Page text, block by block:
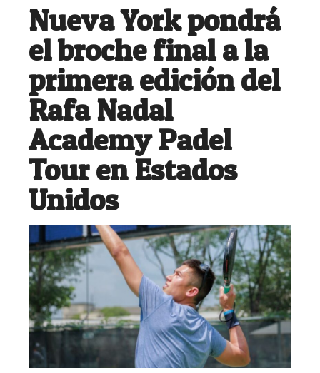
Nueva York pondrá
el broche final a la
primera edición del
Rafa Nadal
Academy Padel
Tour en Estados
Unidos